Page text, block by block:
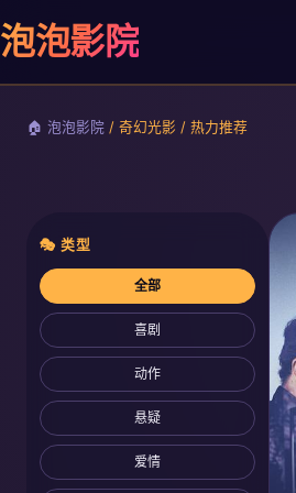
泡泡影院
🏠 泡泡影院 / 奇幻光影 / 热力推荐
迷雾追踪
悬疑神剧，豆瓣9.1高分
🎭 类型
全部
喜剧
动作
悬疑
爱情